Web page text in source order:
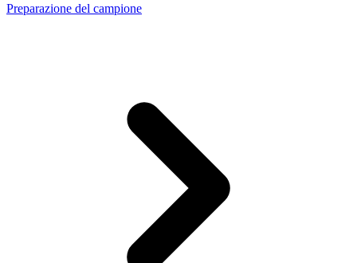
Preparazione del campione